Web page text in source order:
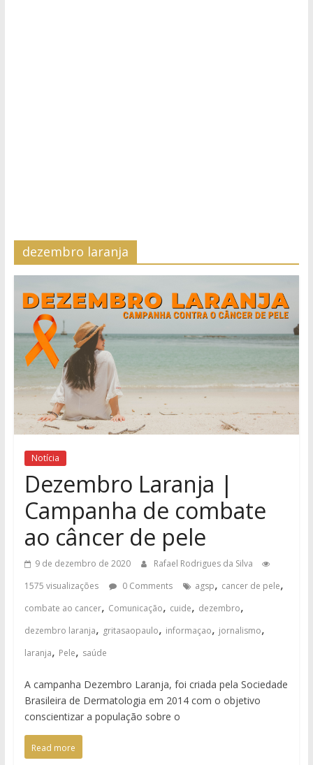
dezembro laranja
Notícia
Dezembro Laranja |
Campanha de combate
ao câncer de pele
9 de dezembro de 2020
Rafael Rodrigues da Silva
1575 visualizações
0 Comments agsp, cancer de pele,
combate ao cancer, Comunicação, cuide, dezembro,
dezembro laranja, gritasaopaulo, informaçao, jornalismo,
laranja, Pele, saúde
A campanha Dezembro Laranja, foi criada pela Sociedade
Brasileira de Dermatologia em 2014 com o objetivo
conscientizar a população sobre o
Read more